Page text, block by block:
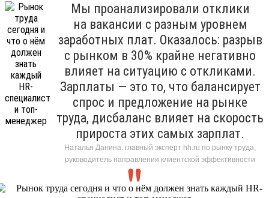
Мы проанализировали отклики
на вакансии с разным уровнем
заработных плат. Оказалось: разрыв
с рынком в 30% крайне негативно
влияет на ситуацию с откликами.
Зарплаты — это то, что балансирует
спрос и предложение на рынке
труда, дисбаланс влияет на скорость
прироста этих самых зарплат.
Наталья Данина, главный эксперт hh.ru по рынку труда,
руководитель направления клиентской эффективности